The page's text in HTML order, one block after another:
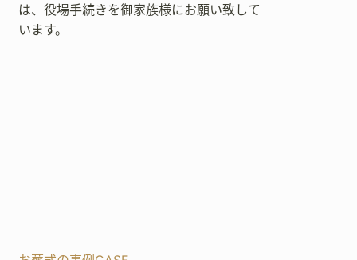
は、役場手続きを御家族様にお願い致して
います。